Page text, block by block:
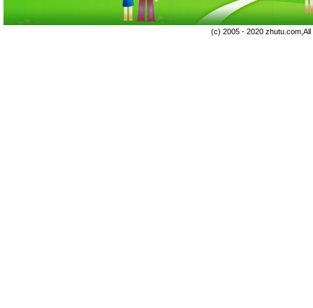
(c) 2005 - 2020